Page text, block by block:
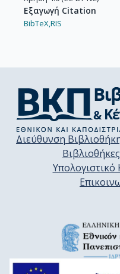
Εξαγωγή Citation
BibTeX,RIS
Διεύθυνση